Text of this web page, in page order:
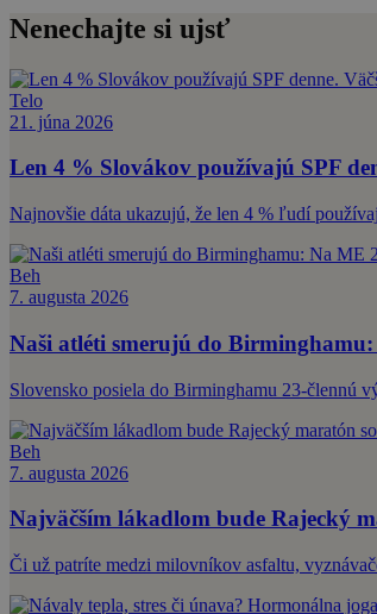
Nenechajte si ujsť
Telo
21. júna 2026
Len 4 % Slovákov používajú SPF
Najnovšie dáta ukazujú, že len 4 % ľudí
Beh
7. augusta 2026
Naši atléti smerujú do
Slovensko posiela do Birminghamu 23-člennú
Beh
7. augusta 2026
Najväčším lákadlom bude Rajecký
Či už patríte medzi milovníkov asfaltu,